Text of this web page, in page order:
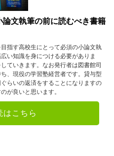
文執筆の前に読むべき書籍
指す高校生にとって必須の小論文執
い知識を身につける必要がありま
ていきます。なお発行者は図書館司
、現役の学習塾経営者です。貸与型
らいの返済をすることになりますの
が良いと思います。
はこちら